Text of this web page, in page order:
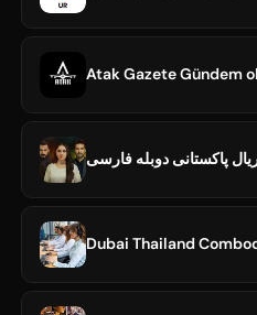
پاکستانی دوبله فارسی
Dubai Thailand